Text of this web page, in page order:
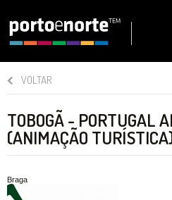
VOLTAR
TOBOGÃ - PORTUGAL
(ANIMAÇÃO
Braga